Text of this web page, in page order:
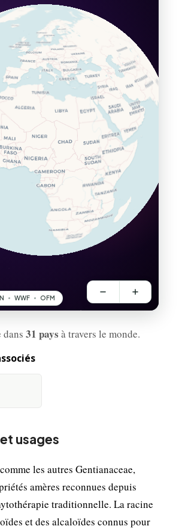
dans 31 pays à travers le monde.
usages
les autres Gentianaceae,
amères reconnues depuis
traditionnelle. La racine
et des alcaloïdes connus pour